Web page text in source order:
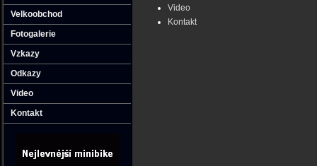
Velkoobchod
Fotogalerie
Vzkazy
Odkazy
Video
Kontakt
Video
Kontakt